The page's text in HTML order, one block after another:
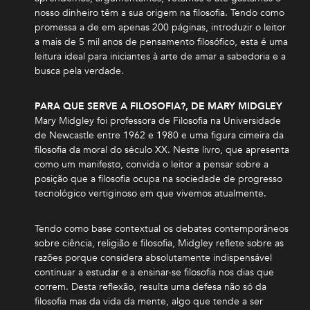
nosso dinheiro têm a sua origem na filosofia. Tendo como
promessa a de em apenas 200 páginas, introduzir o leitor
a mais de 5 mil anos de pensamento filosófico, esta é uma
leitura ideal para iniciantes à arte de amar a sabedoria e a
busca pela verdade.
PARA QUE SERVE A FILOSOFIA?, DE MARY MIDGLEY
Mary Midgley foi professora de Filosofia na Universidade
de Newcastle entre 1962 e 1980 e uma figura cimeira da
filosofia da moral do século XX. Neste livro, que apresenta
como um manifesto, convida o leitor a pensar sobre a
posição que a filosofia ocupa na sociedade de progresso
tecnológico vertiginoso em que vivemos atualmente.
Tendo como base contextual os debates contemporâneos
sobre ciência, religião e filosofia, Midgley reflete sobre as
razões porque considera absolutamente indispensável
continuar a estudar e a ensinar-se filosofia nos dias que
correm. Desta reflexão, resulta uma defesa não só da
filosofia mas da vida da mente, algo que tende a ser